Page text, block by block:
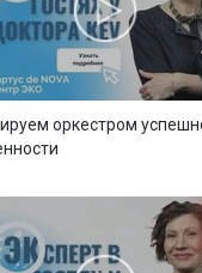
оркестром